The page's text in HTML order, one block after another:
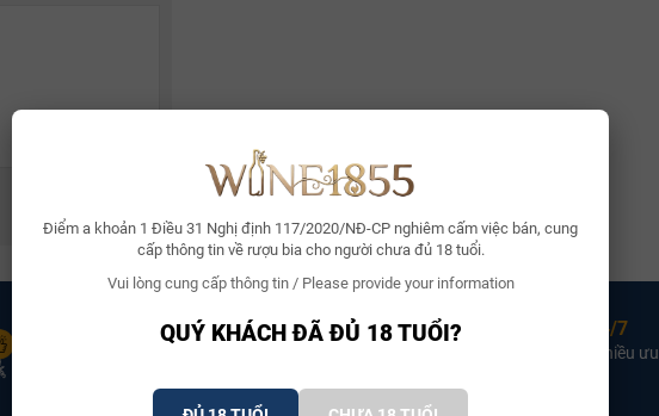
Điểm a khoản 1 Điều 31 Nghị định 117/2020/NĐ-CP nghiêm cấm việc bán, cung
cấp thông tin về rượu bia cho người chưa đủ 18 tuổi.
Vui lòng cung cấp thông tin / Please provide your information
QUÝ KHÁCH ĐÃ ĐỦ 18 TUỔI?
ĐẠI LÝ ĐỘC QUYỀN GIAO HÀNG NHANH 24/7
Giao hàng toàn quốc với nhiều ưu